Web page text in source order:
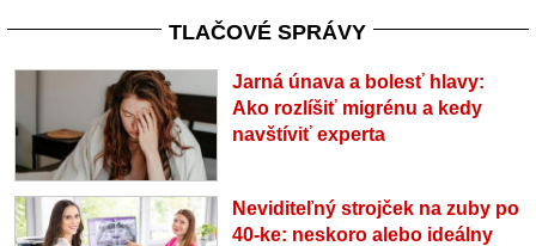
TLAČOVÉ SPRÁVY
Jarná únava a bolesť hlavy:
Ako rozlíšiť migrénu a kedy
navštíviť experta
Neviditeľný strojček na zuby po
40-ke: neskoro alebo ideálny